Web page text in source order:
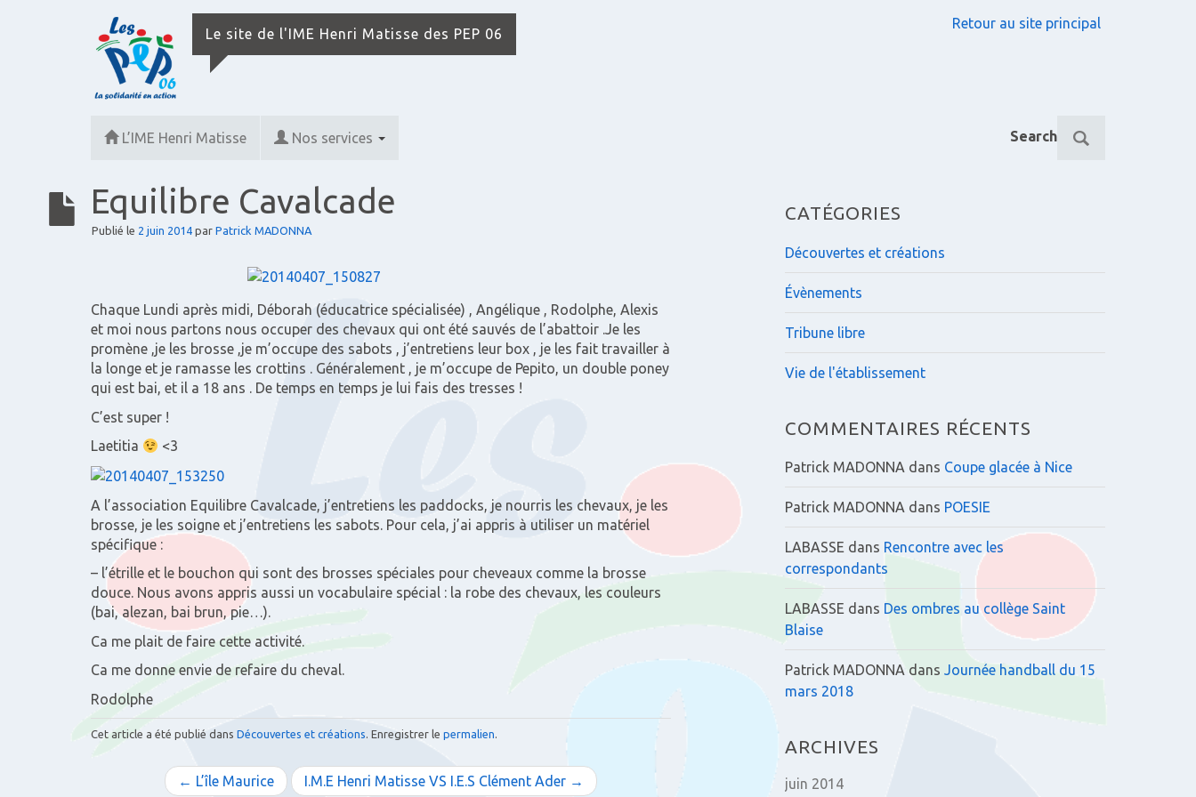
Le site de l'IME Henri Matisse des PEP 06
Retour au site principal
L’IME Henri Matisse Nos services
e
Search
Equilibre Cavalcade
Publié le 2 juin 2014 par Patrick MADONNA
Chaque Lundi après midi, Déborah (éducatrice spécialisée) , Angélique , Rodolphe, Alexis
et moi nous partons nous occuper des chevaux qui ont été sauvés de l’abattoir .Je les
promène ,je les brosse ,je m’occupe des sabots , j’entretiens leur box , je les fait travailler à
la longe et je ramasse les crottins . Généralement , je m’occupe de Pepito, un double poney
qui est bai, et il a 18 ans . De temps en temps je lui fais des tresses !
C’est super !
Laetitia
<3
A l’association Equilibre Cavalcade, j’entretiens les paddocks, je nourris les chevaux, je les
brosse, je les soigne et j’entretiens les sabots. Pour cela, j’ai appris à utiliser un matériel
spécifique :
– l’étrille et le bouchon qui sont des brosses spéciales pour cheveaux comme la brosse
douce. Nous avons appris aussi un vocabulaire spécial : la robe des chevaux, les couleurs
(bai, alezan, bai brun, pie…).
Ca me plait de faire cette activité.
Ca me donne envie de refaire du cheval.
Rodolphe
Cet article a été publié dans Découvertes et créations. Enregistrer le permalien.
← L’île Maurice I.M.E Henri Matisse VS I.E.S Clément Ader →
CATÉGORIES
Découvertes et créations
Évènements
Tribune libre
Vie de l'établissement
COMMENTAIRES RÉCENTS
Patrick MADONNA dans Coupe glacée à Nice
Patrick MADONNA dans POESIE
LABASSE dans Rencontre avec les
correspondants
LABASSE dans Des ombres au collège Saint
Blaise
Patrick MADONNA dans Journée handball du 15
mars 2018
ARCHIVES
juin 2014